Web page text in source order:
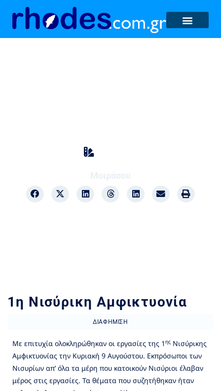
1η Νισύρικη Αμφικτυονία
ΔΙΑΦΉΜΙΣΗ
Με επιτυχία ολοκληρώθηκαν οι εργασίες της 1 ης Νισύρικης
Αμφικτυονίας την Κυριακή 9 Αυγούστου. Εκπρόσωποι των
Νισυρίων απ’ όλα τα μέρη που κατοικούν Νισύριοι έλαβαν
μέρος στις εργασίες. Τα θέματα που συζητήθηκαν ήταν